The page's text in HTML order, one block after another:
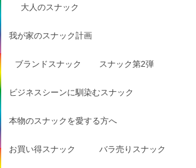
大人のスナック
我が家のスナック計画
ブランドスナック スナック第2弾
ビジネスシーンに馴染むスナック
本物のスナックを愛する方へ
お買い得スナック バラ売りスナック